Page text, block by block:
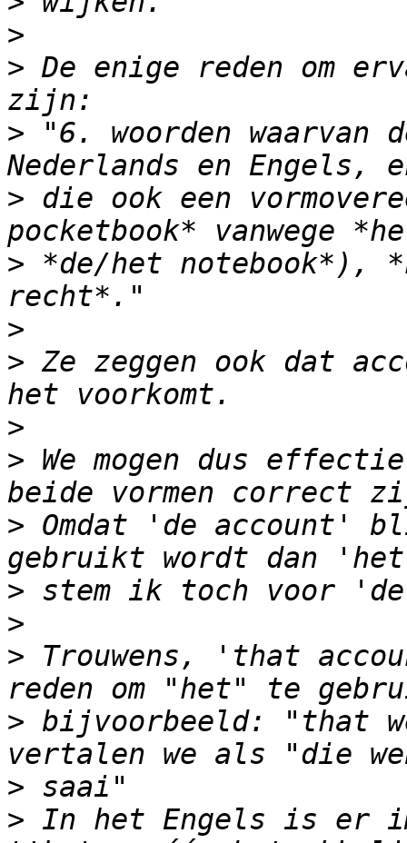
>
> De enige reden om
> "6. woorden
> die ook een
> *de/het notebook*),
>
> Ze zeggen ook dat
>
> We mogen dus
> Omdat 'de account'
>
>
> Trouwens, 'that
> bijvoorbeeld: "that
>
> In het Engels is er